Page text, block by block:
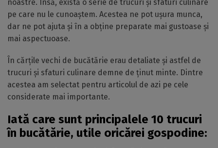
noastre. Însă, există o serie de trucuri și sfaturi culinare
pe care nu le cunoaștem. Acestea ne pot ușura munca,
dar ne pot ajuta și în a obține preparate mai gustoase și
mai aspectuoase.
În cărțile vechi de bucătărie erau detaliate și astfel de
trucuri și sfaturi culinare demne de ținut minte. Dintre
acestea am selectat pentru articolul de azi pe cele
considerate mai importante.
Iată care sunt principalele 10 trucuri
în bucătărie, utile oricărei gospodine: